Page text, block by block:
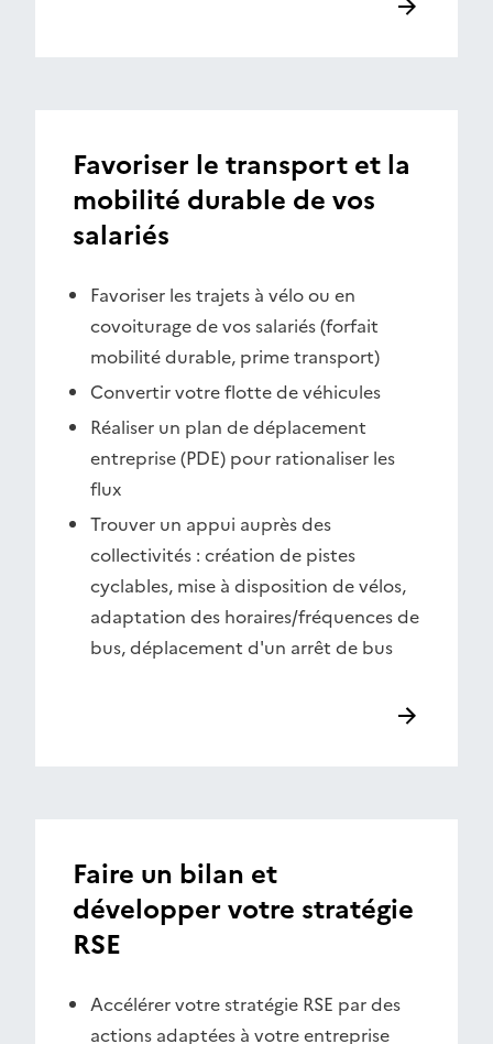
Favoriser le transport et la
mobilité durable de vos
salariés
Favoriser les trajets à vélo ou en
covoiturage de vos salariés (forfait
mobilité durable, prime transport)
Convertir votre flotte de véhicules
Réaliser un plan de déplacement
entreprise (PDE) pour rationaliser les
flux
Trouver un appui auprès des
collectivités : création de pistes
cyclables, mise à disposition de vélos,
adaptation des horaires/fréquences de
bus, déplacement d'un arrêt de bus
Faire un bilan et
développer votre stratégie
RSE
Accélérer votre stratégie RSE par des
actions adaptées à votre entreprise